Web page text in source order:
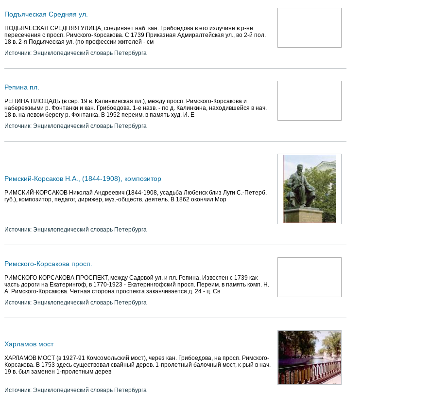
Подъяческая Средняя ул.
ПОДЬЯЧЕСКАЯ СРЕДНЯЯ УЛИЦА, соединяет наб. кан. Грибоедова в его излучине в р-не
пересечения с просп. Римского-Корсакова. С 1739 Приказная Адмиралтейская ул., во 2-й пол.
18 в. 2-я Подьяческая ул. (по профессии жителей - см
Источник: Энциклопедический словарь Петербурга
Репина пл.
РЕПИНА ПЛОЩАДЬ (в сер. 19 в. Калинкинская пл.), между просп. Римского-Корсакова и
набережными р. Фонтанки и кан. Грибоедова. 1-е назв. - по д. Калинкина, находившейся в нач.
18 в. на левом берегу р. Фонтанка. В 1952 переим. в память худ. И. Е
Источник: Энциклопедический словарь Петербурга
Римский-Корсаков Н.А., (1844-1908), композитор
РИМСКИЙ-КОРСАКОВ Николай Андреевич (1844-1908, усадьба Любенск близ Луги С.-Петерб.
губ.), композитор, педагог, дирижер, муз.-обществ. деятель. В 1862 окончил Мор
Источник: Энциклопедический словарь Петербурга
Римского-Корсакова просп.
РИМСКОГО-КОРСАКОВА ПРОСПЕКТ, между Садовой ул. и пл. Репина. Известен с 1739 как
часть дороги на Екатерингоф, в 1770-1923 - Екатерингофский просп. Переим. в память комп. Н.
А. Римского-Корсакова. Четная сторона проспекта заканчивается д. 24 - ц. Св
Источник: Энциклопедический словарь Петербурга
Харламов мост
ХАРЛАМОВ МОСТ (в 1927-91 Комсомольский мост), через кан. Грибоедова, на просп. Римского-
Корсакова. В 1753 здесь существовал свайный дерев. 1-пролетный балочный мост, к-рый в нач.
19 в. был заменен 1-пролетным дерев
Источник: Энциклопедический словарь Петербурга